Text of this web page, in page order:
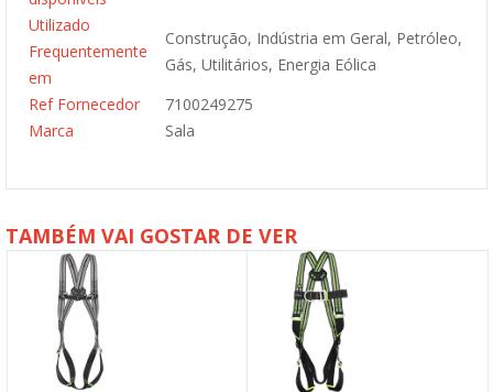
Utilizado
Frequentemente
em
Construção, Indústria em Geral, Petróleo,
Gás, Utilitários, Energia Eólica
Ref Fornecedor
7100249275
Marca
Sala
TAMBÉM VAI GOSTAR DE VER